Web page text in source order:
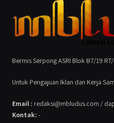
Bermis Serpong ASRI Blok B7/19
Untuk Pengajuan Iklan dan Kerja
Email : redaksi@mbludus.com /
Kontak: -